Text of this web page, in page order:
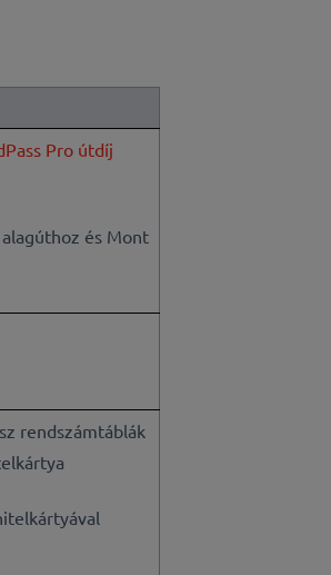
Pro útdíj
és Mont
rendszámtáblák